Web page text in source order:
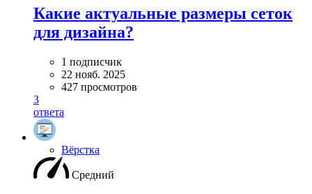
Какие актуальные размеры сеток
для дизайна?
1 подписчик
22 нояб. 2025
427 просмотров
3
ответа
Вёрстка
Средний